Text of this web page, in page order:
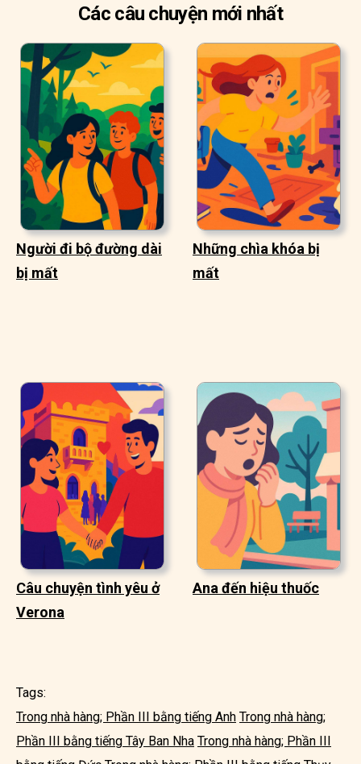
Các câu chuyện mới nhất
Người đi bộ đường dài
bị mất
Những chìa khóa bị
mất
Câu chuyện tình yêu ở
Verona
Ana đến hiệu thuốc
Tags:
Trong nhà hàng; Phần III bằng tiếng Anh Trong nhà hàng;
Phần III bằng tiếng Tây Ban Nha Trong nhà hàng; Phần III